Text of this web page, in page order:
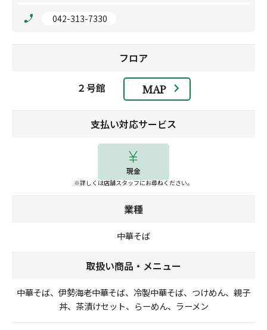
042-313-7330
フロア
２号館 MAP
支払い対応サービス
現金
※詳しくは店舗スタッフにお尋ねください。
業種
中華そば
取扱い商品・メニュー
中華そば、伊勢海老中華そば、冷製中華そば、つけめん、親子
丼、茶漬けセット、らーめん、ラーメン